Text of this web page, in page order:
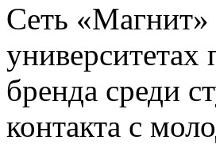
Сеть «Магнит»
университетах
бренда среди
контакта с